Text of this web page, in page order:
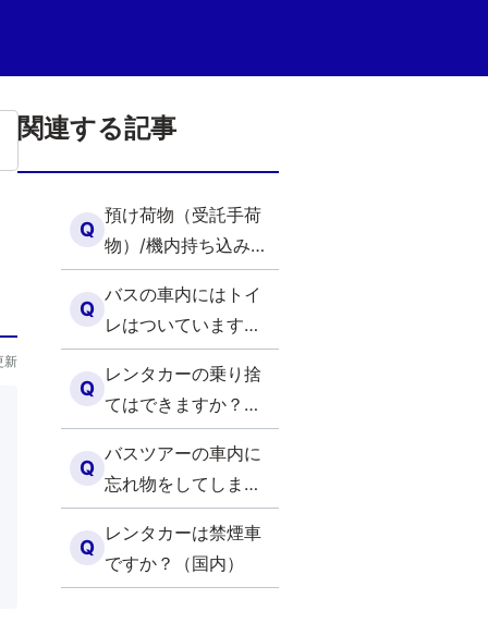
新
関連する記事
Q
預け荷物（受託手荷
物）/機内持ち込み手
荷物の規定を教えて
ください。(国内)
Q
バスの車内にはトイ
レはついています
か？（国内）
Q
レンタカーの乗り捨
てはできますか？
（国内）
Q
バスツアーの車内に
忘れ物をしてしまい
ました。どうすれば
よいですか？（国
内）
Q
レンタカーは禁煙車
ですか？（国内）